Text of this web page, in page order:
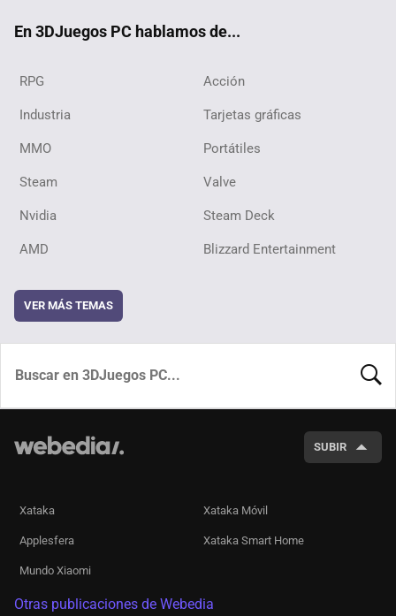
En 3DJuegos PC hablamos de...
RPG Acción
Industria Tarjetas gráficas
MMO Portátiles
Steam Valve
Nvidia Steam Deck
AMD Blizzard Entertainment
VER MÁS TEMAS
SUBIR
Xataka Xataka Móvil
Applesfera Xataka Smart Home
Mundo Xiaomi
Otras publicaciones de Webedia